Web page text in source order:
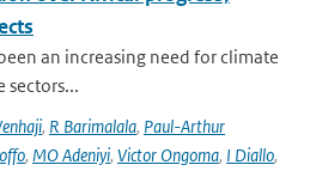
an increasing need for climate
sectors...
, R Barimalala, Paul-Arthur
, MO Adeniyi, Victor Ongoma, I Diallo,